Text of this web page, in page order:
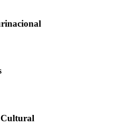
Cultural